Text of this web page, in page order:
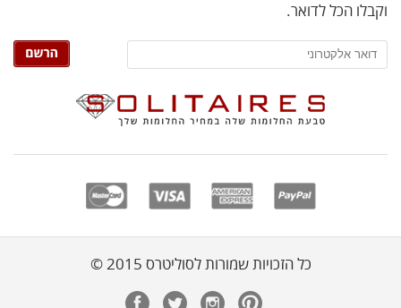
וקבלו הכל לדואר.
כל הזכויות שמורות לסוליטרס 2015 ©